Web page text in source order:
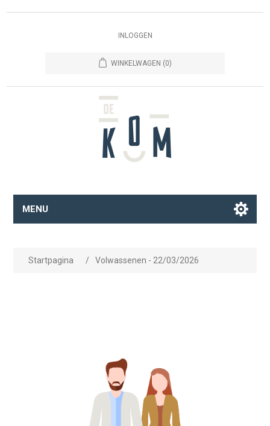
INLOGGEN
WINKELWAGEN (0)
MENU
Startpagina / Volwassenen - 22/03/2026